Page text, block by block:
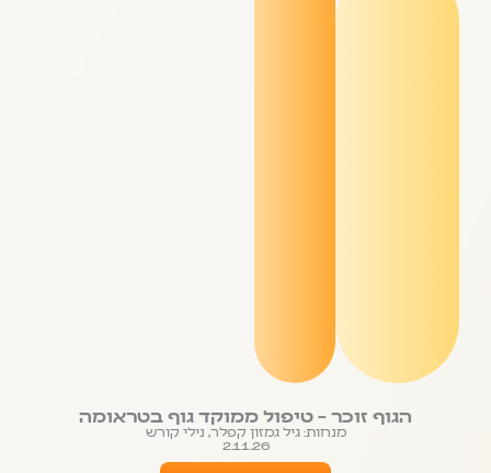
הגוף זוכר – טיפול ממוקד גוף בטראומה
מנחות: גיל גמזון קפלר, נילי קורש
2.11.26